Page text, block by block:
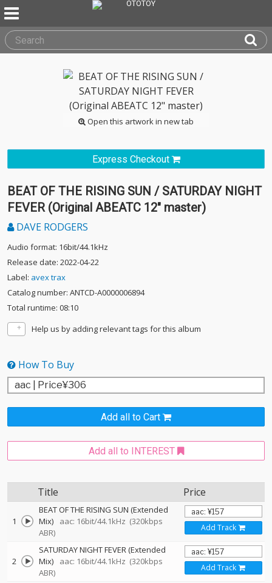
Open this artwork in new tab
Express Checkout
BEAT OF THE RISING SUN / SATURDAY NIGHT
FEVER (Original ABEATC 12" master)
DAVE RODGERS
Audio format: 16bit/44.1kHz
Release date: 2022-04-22
Label: avex trax
Catalog number: ANTCD-A0000006894
Total runtime: 08:10
Help us by adding relevant tags for this album
How To Buy
Add all to Cart
Add all to INTEREST
Title Price
1
BEAT OF THE RISING SUN (Extended
Mix)
aac: 16bit/44.1kHz (320kbps
ABR)
Add Track
2
SATURDAY NIGHT FEVER (Extended
Mix)
aac: 16bit/44.1kHz (320kbps
ABR)
Add Track